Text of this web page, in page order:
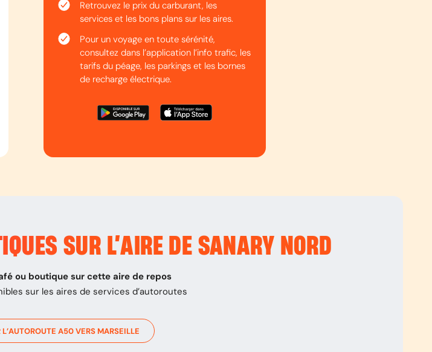
Retrouvez le prix du carburant, les
services et les bons plans sur les aires.
Pour un voyage en toute sérénité,
consultez dans l’application l’info trafic, les
tarifs du péage, les parkings et les bornes
de recharge électrique.
SUR L’AIRE DE SANARY NORD
ou boutique sur cette aire de repos
sur les aires de services d’autoroutes
A50VERS MARSEILLE